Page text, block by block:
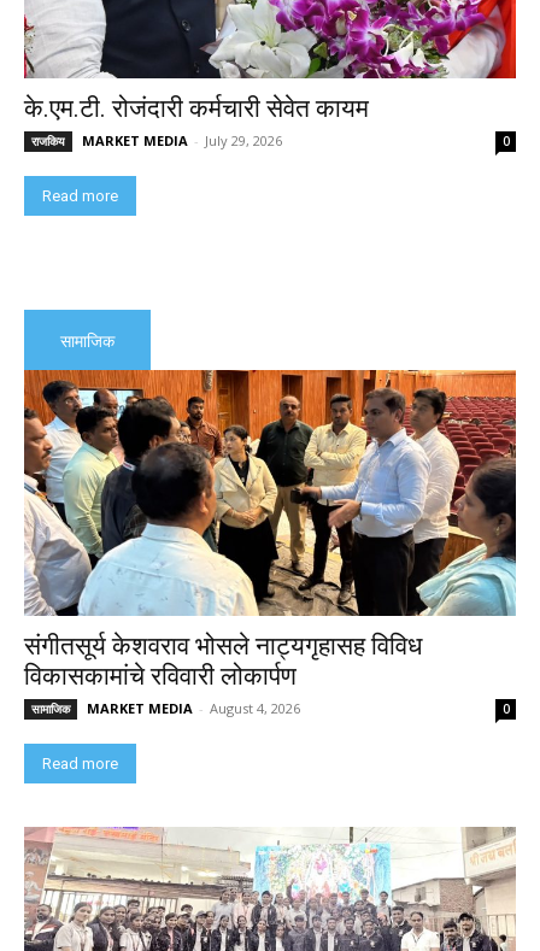
के.एम.टी. रोजंदारी कर्मचारी सेवेत कायम
राजकिय MARKET MEDIA - July 29, 2026 0
Read more
सामाजिक
संगीतसूर्य केशवराव भोसले नाट्यगृहासह विविध
विकासकामांचे रविवारी लोकार्पण
सामाजिक MARKET MEDIA - August 4, 2026 0
Read more